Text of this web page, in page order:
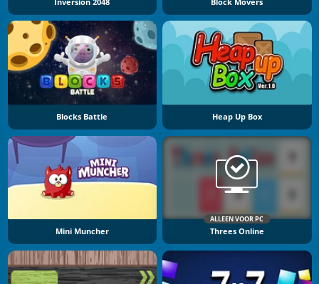
Blocks Battle Heap Up Box
Mini Muncher
ALLEEN VOOR PC
Threes Online